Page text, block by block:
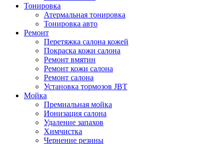
Тонировка
Атермальная тонировка
Тонировка авто
Ремонт
Перетяжка салона кожей
Покраска кожи салона
Ремонт вмятин
Ремонт кожи салона
Ремонт салона
Установка тормозов JBT
Мойка
Премиальная мойка
Ионизация салона
Удаление запахов
Химчистка
Чернение резины